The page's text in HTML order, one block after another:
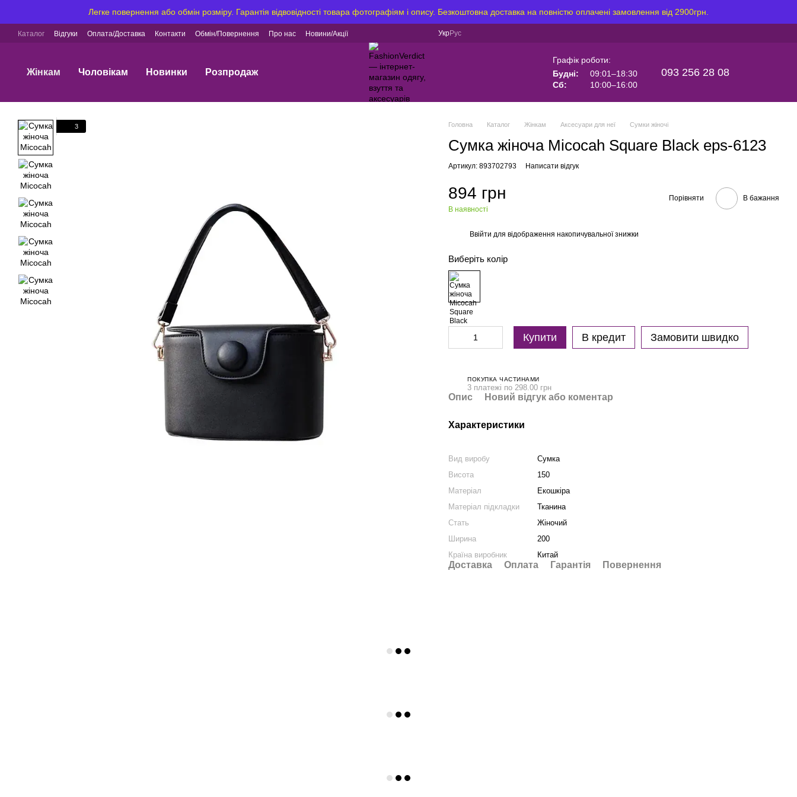
Перейти до основного контентуЛегке повернення або обмін розміру. Гарантія відвовідності товара фотографіям і опису. Безкоштовна доставка на повністю оплачені замовлення від 2900грн.
Каталог Відгуки Оплата/Доставка Контакти Обмін/Повернення Про нас Новини/Акції УкрРус
Жінкам Чоловікам Новинки Розпродаж
Графік роботи:
Будні:
09:01–18:30
Сб:
10:00–16:00
093 256 28 08
3 Головна Каталог Жінкам Аксесуари для неї Сумки жіночі
Сумка жіноча Micocah Square Black eps-6123
Артикул: 893702793 Написати відгук
894 грн
В наявності
Порівняти В бажання
Ввійти для відображення накопичувальної знижки
Виберіть колір
Купити В кредит Замовити швидко
ПОКУПКА ЧАСТИНАМИ
3 платежі по 298.00 грн
Опис Новий відгук або коментар
Характеристики
Вид виробу
Сумка
Висота
150
Матеріал
Екошкіра
Матеріал підкладки
Тканина
Стать
Жіночий
Ширина
200
Країна виробник
Китай
Доставка Оплата Гарантія Повернення